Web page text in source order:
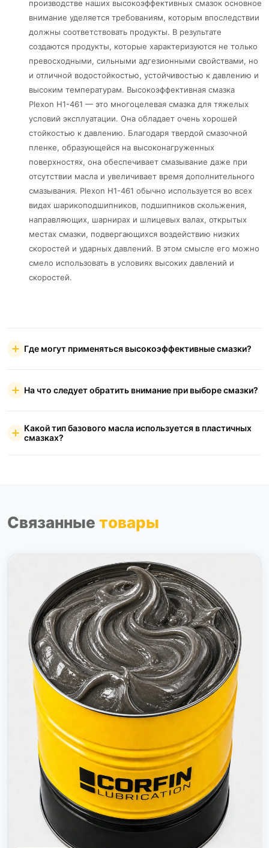
производстве наших высокоэффективных смазок основное
внимание уделяется требованиям, которым впоследствии
должны соответствовать продукты. В результате
создаются продукты, которые характеризуются не только
превосходными, сильными адгезионными свойствами, но
и отличной водостойкостью, устойчивостью к давлению и
высоким температурам. Высокоэффективная смазка
Plexon H1-461 — это многоцелевая смазка для тяжелых
условий эксплуатации. Она обладает очень хорошей
стойкостью к давлению. Благодаря твердой смазочной
пленке, образующейся на высоконагруженных
поверхностях, она обеспечивает смазывание даже при
отсутствии масла и увеличивает время дополнительного
смазывания. Plexon H1-461 обычно используется во всех
видах шарикоподшипников, подшипников скольжения,
направляющих, шарнирах и шлицевых валах, открытых
местах смазки, подвергающихся воздействию низких
скоростей и ударных давлений. В этом смысле его можно
смело использовать в условиях высоких давлений и
скоростей.
Где могут применяться высокоэффективные смазки?
На что следует обратить внимание при выборе смазки?
Какой тип базового масла используется в пластичных
смазках?
Связанные товары